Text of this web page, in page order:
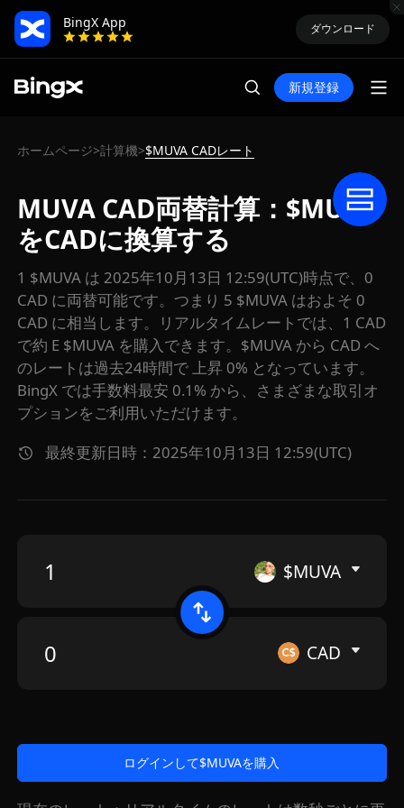
BingX App
ダウンロード
新規登録
ホームページ>計算機>$MUVA CADレート
MUVA CAD両替計算：$MUVA
をCADに換算する
1 $MUVA は 2025年10月13日 12:59(UTC)時点で、0
CAD に両替可能です。つまり 5 $MUVA はおよそ 0
CAD に相当します。リアルタイムレートでは、1 CAD
で約 E $MUVA を購入できます。$MUVA から CAD へ
のレートは過去24時間で 上昇 0% となっています。
BingX では手数料最安 0.1% から、さまざまな取引オ
プションをご利用いただけます。
最終更新日時：2025年10月13日 12:59(UTC)
$MUVA
CAD
ログインして$MUVAを購入